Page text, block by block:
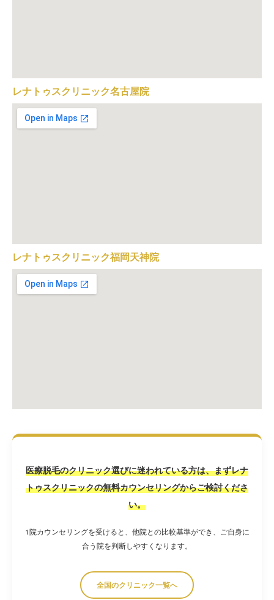
レナトゥスクリニック名古屋院
レナトゥスクリニック福岡天神院
医療脱毛のクリニック選びに迷われている方は、まずレナ
トゥスクリニックの無料カウンセリングからご検討くださ
い。
1院カウンセリングを受けると、他院との比較基準ができ、ご自身に
合う院を判断しやすくなります。
全国のクリニック一覧へ